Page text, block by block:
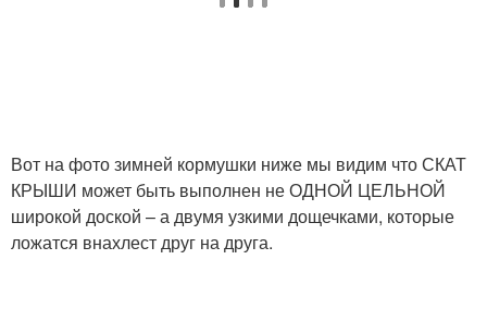
Вот на фото зимней кормушки ниже мы видим что СКАТ
КРЫШИ может быть выполнен не ОДНОЙ ЦЕЛЬНОЙ
широкой доской – а двумя узкими дощечками, которые
ложатся внахлест друг на друга.